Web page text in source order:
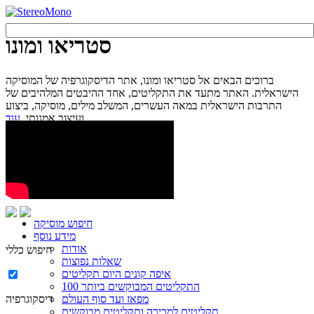
סטריאו ומונו
ברוכים הבאים אל סטריאו ומונו, אתר הדיסקוגרפיה של המוסיקה
הישראלית. האתר מתעד את התקליטים, אחד ההיבטים המלהיבים של
התרבות הישראלית במאה העשרים, המשלב מילים, מוסיקה, ביצוע
ועיצוב אמנותי.עוד...
חיפוש מוסיקה
מידע נוסף
אודות
שאלות נפוצות
איפה קונים היום תקליטים
100 התקליטים המבוקשים ביותר
מפאז ועד סוף העולם
תקליטים למכירה ותקליטים מבוקשים
חיפוש כללי
דיסקוגרפיה